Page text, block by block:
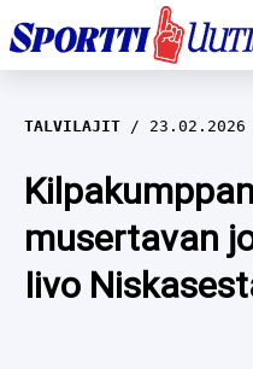
EM-YLEISURHEILU
JÄÄKIEKKO
YLEISURHEILU
WILMA HELTELÄ
TALVILAJIT
TALVILAJIT 23.02.2026
musertavan
Iivo